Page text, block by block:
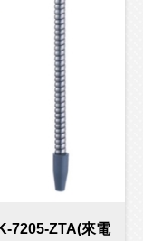
7205-ZTA(來電